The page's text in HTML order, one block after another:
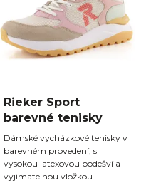
Rieker Sport
barevné tenisky
Dámské vycházkové tenisky v
barevném provedení, s
vysokou latexovou podešví a
vyjímatelnou vložkou.